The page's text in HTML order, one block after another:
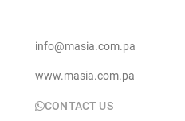
info@masia.com.pa
www.masia.com.pa
CONTACT US